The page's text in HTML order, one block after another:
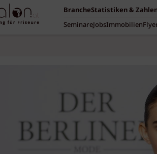
BrancheStatistiken &
SeminareJobsImmobilien